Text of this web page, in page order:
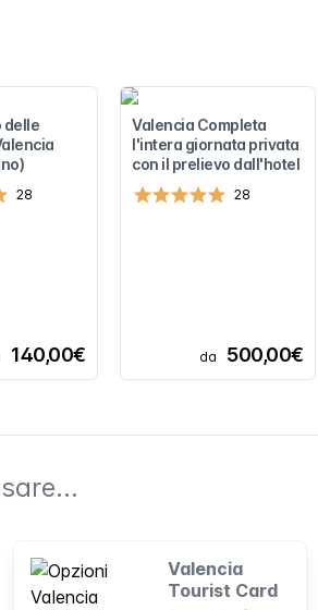
delle
28
140,00€
Valencia Completa
l'intera giornata privata
con il prelievo dall'hotel
28
da 500,00€
Valencia
Tourist Card